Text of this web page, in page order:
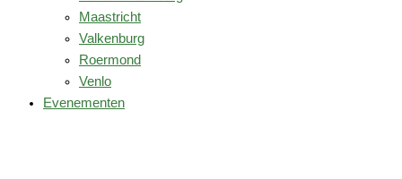
Maastricht
Valkenburg
Roermond
Venlo
Evenementen